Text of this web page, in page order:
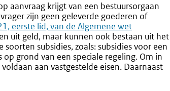
aanvraag krijgt van een bestuursorgaan
zijn geen geleverde goederen of
eerste lid, van de Algemene wet
uit geld, maar kunnen ook bestaan uit het
subsidies, zoals: subsidies voor een
grond van een speciale regeling. Om in
aan vastgestelde eisen. Daarnaast